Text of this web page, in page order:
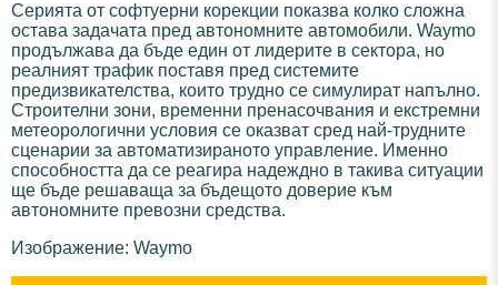
Серията от софтуерни корекции показва колко сложна
остава задачата пред автономните автомобили. Waymo
продължава да бъде един от лидерите в сектора, но
реалният трафик поставя пред системите
предизвикателства, които трудно се симулират напълно.
Строителни зони, временни пренасочвания и екстремни
метеорологични условия се оказват сред най-трудните
сценарии за автоматизираното управление. Именно
способността да се реагира надеждно в такива ситуации
ще бъде решаваща за бъдещото доверие към
автономните превозни средства.
Изображение: Waymo